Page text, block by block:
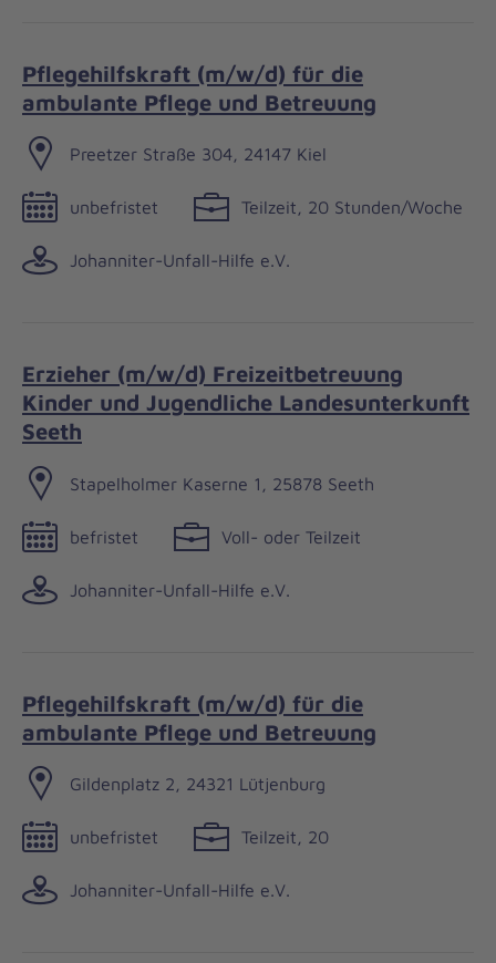
Pflegehilfskraft (m/w/d) für die
ambulante Pflege und Betreuung
Preetzer Straße 304, 24147 Kiel
unbefristet Teilzeit, 20 Stunden/Woche
Johanniter-Unfall-Hilfe e.V.
Erzieher (m/w/d) Freizeitbetreuung
Kinder und Jugendliche Landesunterkunft
Seeth
Stapelholmer Kaserne 1, 25878 Seeth
befristet Voll- oder Teilzeit
Johanniter-Unfall-Hilfe e.V.
Pflegehilfskraft (m/w/d) für die
ambulante Pflege und Betreuung
Gildenplatz 2, 24321 Lütjenburg
unbefristet Teilzeit, 20
Johanniter-Unfall-Hilfe e.V.